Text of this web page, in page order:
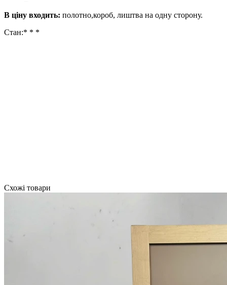
В ціну входить: полотно,короб, лиштва на одну сторону.
Стан:* * *
Схожі товари